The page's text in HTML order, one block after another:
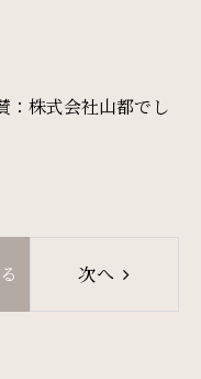
株式会社山都でし
次へ